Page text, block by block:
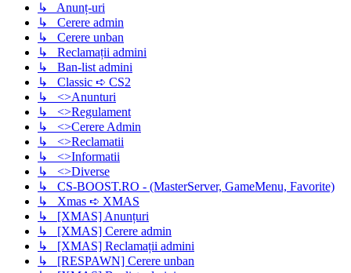
↳ Anunț-uri
↳ Cerere admin
↳ Cerere unban
↳ Reclamații admini
↳ Ban-list admini
↳ Classic ➪ CS2
↳ <>Anunturi
↳ <>Regulament
↳ <>Cerere Admin
↳ <>Reclamatii
↳ <>Informatii
↳ <>Diverse
↳ CS-BOOST.RO - (MasterServer, GameMenu, Favorite)
↳ Xmas ➪ XMAS
↳ [XMAS] Anunțuri
↳ [XMAS] Cerere admin
↳ [XMAS] Reclamații admini
↳ [RESPAWN] Cerere unban